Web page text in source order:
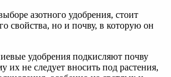
азотного удобрения, стоит
свойства, но и почву, в которую он
удобрения подкисляют почву
их не следует вносить под растения,